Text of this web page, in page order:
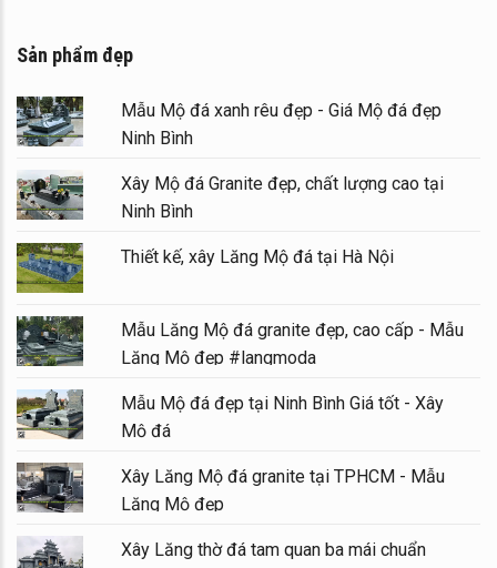
Sản phẩm đẹp
Mẫu Mộ đá xanh rêu đẹp - Giá Mộ đá đẹp
Ninh Bình
Xây Mộ đá Granite đẹp, chất lượng cao tại
Ninh Bình
Thiết kế, xây Lăng Mộ đá tại Hà Nội
Mẫu Lăng Mộ đá granite đẹp, cao cấp - Mẫu
Lăng Mộ đẹp #langmoda
Mẫu Mộ đá đẹp tại Ninh Bình Giá tốt - Xây
Mộ đá
Xây Lăng Mộ đá granite tại TPHCM - Mẫu
Lăng Mộ đẹp
Xây Lăng thờ đá tam quan ba mái chuẩn